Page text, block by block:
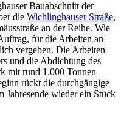
Bauabschnitt der
die Wichlinghauser Straße,
an der Reihe. Wie
für die Arbeiten an
vergeben. Die Arbeiten
und die Abdichtung des
mit rund 1.000 Tonnen
rückt die durchgängige
Jahresende wieder ein Stück